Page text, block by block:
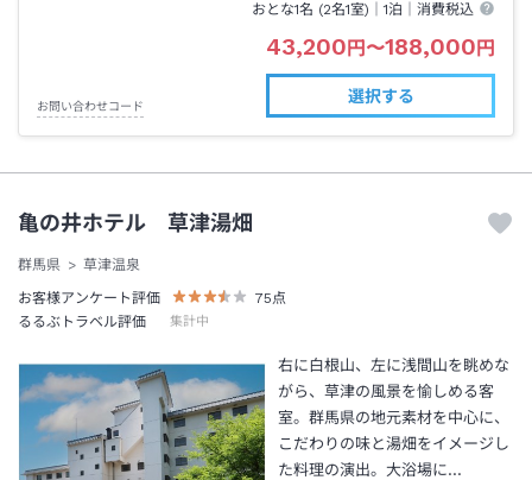
おとな1名 (2名1室)｜1泊 ｜消費税込
43,200 円 〜188,000 円
お問い合わせコード
選択する
亀の井ホテル 草津湯畑
群馬県
草津温泉
お客様アンケート評価
75点
るるぶトラベル評価
集計中
右に白根山、左に浅間山を眺めな
がら、草津の風景を愉しめる客
室。群馬県の地元素材を中心に、
こだわりの味と湯畑をイメージし
た料理の演出。大浴場に…